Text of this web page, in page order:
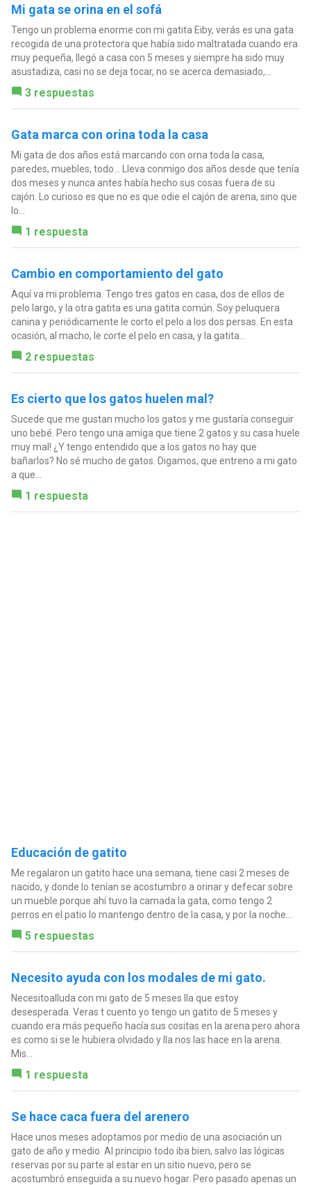
Mi gata se orina en el sofá
Tengo un problema enorme con mi gatita Eiby, verás es una gata
recogida de una protectora que había sido maltratada cuando era
muy pequeña, llegó a casa con 5 meses y siempre ha sido muy
asustadiza, casi no se deja tocar, no se acerca demasiado,...
3 respuestas
Gata marca con orina toda la casa
Mi gata de dos años está marcando con orna toda la casa,
paredes, muebles, todo... Lleva conmigo dos años desde que tenía
dos meses y nunca antes había hecho sus cosas fuera de su
cajón. Lo curioso es que no es que odie el cajón de arena, sino que
lo...
1 respuesta
Cambio en comportamiento del gato
Aquí va mi problema. Tengo tres gatos en casa, dos de ellos de
pelo largo, y la otra gatita es una gatita común. Soy peluquera
canina y periódicamente le corto el pelo a los dos persas. En esta
ocasión, al macho, le corte el pelo en casa, y la gatita...
2 respuestas
Es cierto que los gatos huelen mal?
Sucede que me gustan mucho los gatos y me gustaría conseguir
uno bebé. Pero tengo una amiga que tiene 2 gatos y su casa huele
muy mal! ¿Y tengo entendido que a los gatos no hay que
bañarlos? No sé mucho de gatos. Digamos, que entreno a mi gato
a que...
1 respuesta
Educación de gatito
Me regalaron un gatito hace una semana, tiene casi 2 meses de
nacido, y donde lo tenían se acostumbro a orinar y defecar sobre
un mueble porque ahí tuvo la camada la gata, como tengo 2
perros en el patio lo mantengo dentro de la casa, y por la noche...
5 respuestas
Necesito ayuda con los modales de mi gato.
Necesitoalluda con mi gato de 5 meses lla que estoy
desesperada. Veras t cuento yo tengo un gatito de 5 meses y
cuando era más pequeño hacía sus cositas en la arena pero ahora
es como si se le hubiera olvidado y lla nos las hace en la arena.
Mis...
1 respuesta
Se hace caca fuera del arenero
Hace unos meses adoptamos por medio de una asociación un
gato de año y medio. Al principio todo iba bien, salvo las lógicas
reservas por su parte al estar en un sitio nuevo, pero se
acostumbró enseguida a su nuevo hogar. Pero pasado apenas un